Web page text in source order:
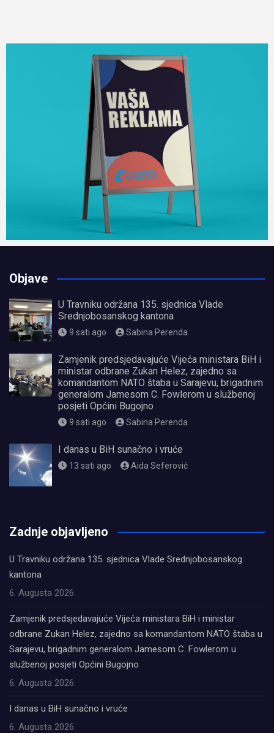
Objave
U Travniku održana 135. sjednica Vlade
Srednjobosanskog kantona
9 sati ago Sabina Perenda
Zamjenik predsjedavajuće Vijeća ministara BiH i
ministar odbrane Zukan Helez, zajedno sa
komandantom NATO štaba u Sarajevu, brigadnim
generalom Jamesom C. Fowlerom u službenoj
posjeti Općini Bugojno
9 sati ago Sabina Perenda
I danas u BiH sunačno i vruće
13 sati ago Aida Seferović
Zadnje objavljeno
U Travniku održana 135. sjednica Vlade Srednjobosanskog
kantona
6. Augusta 2026.
Zamjenik predsjedavajuće Vijeća ministara BiH i ministar
odbrane Zukan Helez, zajedno sa komandantom NATO štaba u
Sarajevu, brigadnim generalom Jamesom C. Fowlerom u
službenoj posjeti Općini Bugojno
6. Augusta 2026.
I danas u BiH sunačno i vruće
6. Augusta 2026.